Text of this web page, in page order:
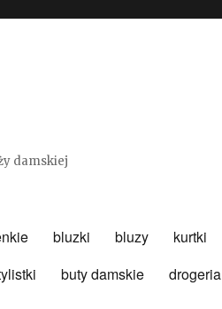
damskiej
bluzki bluzy kurtki
buty damskie drogeria